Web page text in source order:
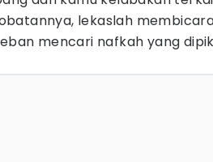
lekaslah
mencari nafkah yang